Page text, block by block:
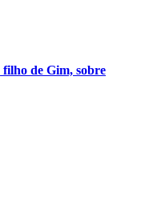
de Gim, sobre